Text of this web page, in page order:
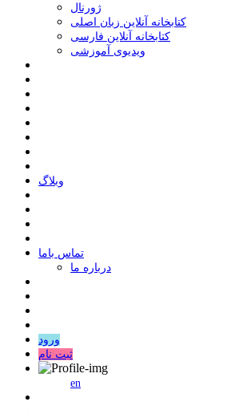
ﮊﻭﺭﻧﺎﻝ
کتابخانه آنلاین زبان اصلی
کتابخانه آنلاین فارسی
ویدیوی آموزشی
وبلاگ
ﺗﻤﺎﺱ ﺑﺎﻣﺎ
درباره ما
ورود
ثبت نام
en